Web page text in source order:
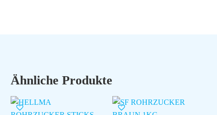
Ähnliche Produkte